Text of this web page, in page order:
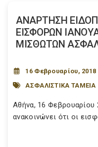
ΑΝΑΡΤΗΣΗ
ΕΙΣΦΟΡΩΝ
ΜΙΣΘΩΤΩΝ
16 Φεβρουαρίου, 2018
ΑΣΦΑΛΙΣΤΙΚΑ ΤΑΜΕΙΑ
Αθήνα, 16
ανακοινώνει ότι οι